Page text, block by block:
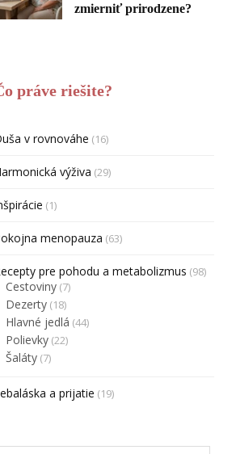
zmierniť prirodzene?
práve riešite?
v rovnováhe (16)
výživa (29)
(1)
menopauza (63)
pre pohodu a metabolizmus (98)
Cestoviny (7)
Dezerty (18)
Hlavné jedlá (44)
Polievky (22)
Šaláty (7)
a prijatie (19)